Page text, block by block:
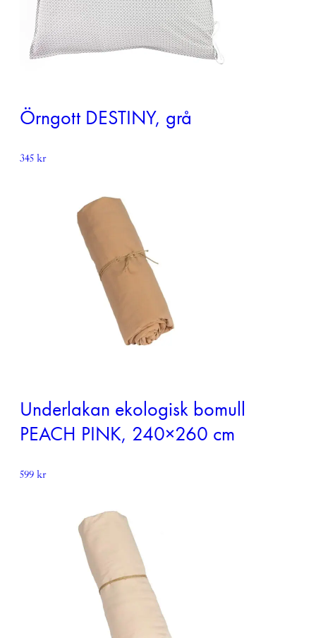
Örngott DESTINY, grå
345kr
Underlakan ekologisk bomull
PEACH PINK, 240×260 cm
599kr